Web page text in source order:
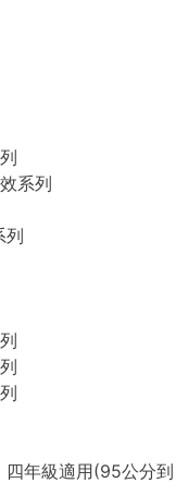
系列
列
四年級適用(95公分到